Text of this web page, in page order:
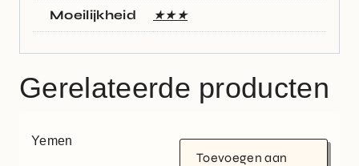
Moeilijkheid ★★★
Gerelateerde producten
Yemen
Toevoegen aan